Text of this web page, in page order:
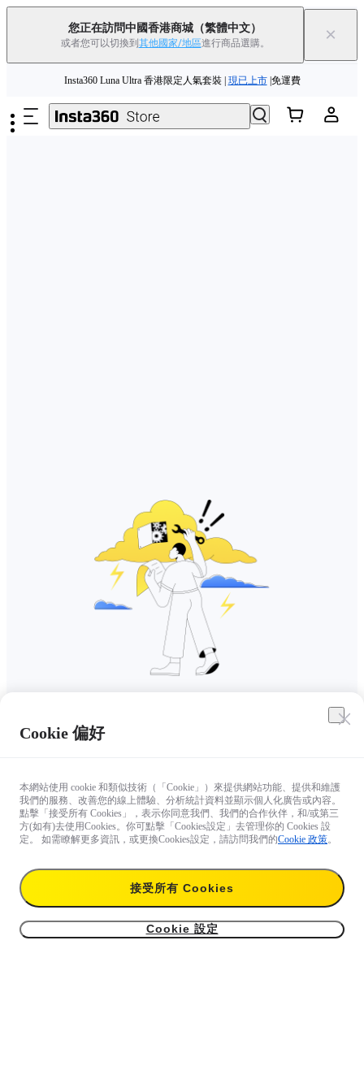
您正在訪問中國香港商城 （繁體中文）
或者您可以切換到 其他國家/地區進行商品選購。 ×
舊機換新機，享現金回饋或優惠券|了解更多
Insta360 Luna Ultra 香港限定人氣套裝 | 現已上市|免運費
Cookie 偏好
本網站使用 cookie 和類似技術（「Cookie」）來提供網站功能、提供和維護
我們的服務、改善您的線上體驗、分析統計資料並顯示個人化廣告或內容。
點擊「接受所有 Cookies」，表示你同意我們、我們的合作伙伴，和/或第三
方(如有)去使用Cookies。你可點擊「Cookies設定」去管理你的 Cookies 設
定。 如需瞭解更多資訊，或更換Cookies設定，請訪問我們的Cookie 政策。
接受所有 Cookies
Cookie 設定